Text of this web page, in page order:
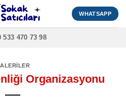
WHATSAPP
533 470 73 98
Organizasyonu